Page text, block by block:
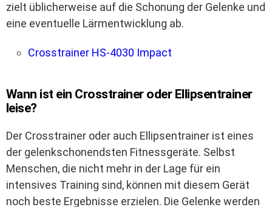
zielt üblicherweise auf die Schonung der Gelenke und
eine eventuelle Lärmentwicklung ab.
Crosstrainer HS-4030 Impact
Wann ist ein Crosstrainer oder Ellipsentrainer
leise?
Der Crosstrainer oder auch Ellipsentrainer ist eines
der gelenkschonendsten Fitnessgeräte. Selbst
Menschen, die nicht mehr in der Lage für ein
intensives Training sind, können mit diesem Gerät
noch beste Ergebnisse erzielen. Die Gelenke werden